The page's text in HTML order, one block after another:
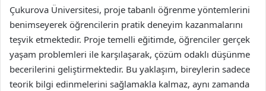
Çukurova Üniversitesi, proje tabanlı öğrenme yöntemlerini
benimseyerek öğrencilerin pratik deneyim kazanmalarını
teşvik etmektedir. Proje temelli eğitimde, öğrenciler gerçek
yaşam problemleri ile karşılaşarak, çözüm odaklı düşünme
becerilerini geliştirmektedir. Bu yaklaşım, bireylerin sadece
teorik bilgi edinmelerini sağlamakla kalmaz, aynı zamanda